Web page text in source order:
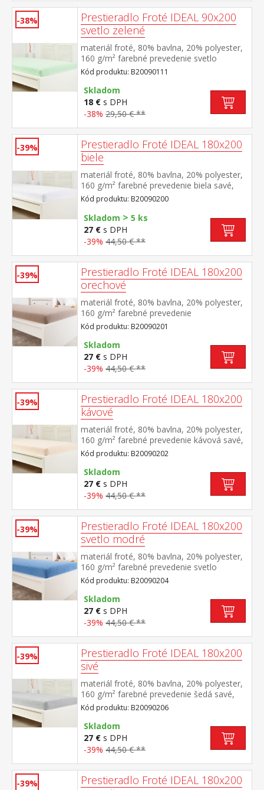
-38%
Prestieradlo Froté IDEAL 90x200
svetlo zelené
materiál froté, 80% bavlna, 20% polyester,
160 g/m² farebné prevedenie svetlo
zelená savé, odolné, stálofarebné, obšité
gumou pre matrace do výšky 25
cm prateľné do 40 °C
Kód produktu: B20090111
Skladom
18 € s DPH
-38% 29,50 € **
-39%
Prestieradlo Froté IDEAL 180x200
biele
materiál froté, 80% bavlna, 20% polyester,
160 g/m² farebné prevedenie biela savé,
odolné, stálofarebné, obšité gumou pre
matrace do výšky 25 cm prateľné do 40 °C
Kód produktu: B20090200
Skladom > 5 ks
27 € s DPH
-39% 44,50 € **
-39%
Prestieradlo Froté IDEAL 180x200
orechové
materiál froté, 80% bavlna, 20% polyester,
160 g/m² farebné prevedenie
orechová savé, odolné, stálofarebné,
obšité gumou pre matrace do výšky 25
cm prateľné do 40 °C
Kód produktu: B20090201
Skladom
27 € s DPH
-39% 44,50 € **
-39%
Prestieradlo Froté IDEAL 180x200
kávové
materiál froté, 80% bavlna, 20% polyester,
160 g/m² farebné prevedenie kávová savé,
odolné, stálofarebné, obšité gumou pre
matrace do výšky 25 cm prateľné do 40 °C
Kód produktu: B20090202
Skladom
27 € s DPH
-39% 44,50 € **
-39%
Prestieradlo Froté IDEAL 180x200
svetlo modré
materiál froté, 80% bavlna, 20% polyester,
160 g/m² farebné prevedenie svetlo
modrá savé, odolné, stálofarebné, obšité
gumou pre matrace do výšky 25
cm prateľné do 40 °C
Kód produktu: B20090204
Skladom
27 € s DPH
-39% 44,50 € **
-39%
Prestieradlo Froté IDEAL 180x200
sivé
materiál froté, 80% bavlna, 20% polyester,
160 g/m² farebné prevedenie šedá savé,
odolné, stálofarebné, obšité gumou pre
matrace do výšky 25 cm prateľné do 40 °C
Kód produktu: B20090206
Skladom
27 € s DPH
-39% 44,50 € **
-39%
Prestieradlo Froté IDEAL 180x200